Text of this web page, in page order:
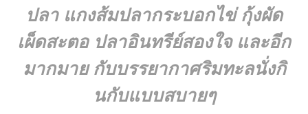
ปลา แกงส้มปลากระบอกไข่ กุ้งผัด
เผ็ดสะตอ ปลาอินทรีย์สองใจ และอีก
มากมาย กับบรรยากาศริมทะลนั่งกิ
นกับแบบสบายๆ